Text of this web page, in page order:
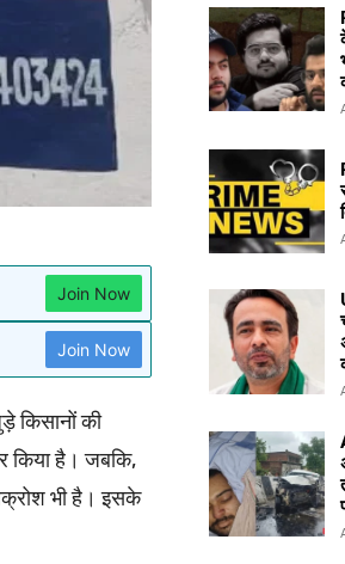
Join Now
Join Now
किसानों की
किया है। जबकि,
भी है। इसके